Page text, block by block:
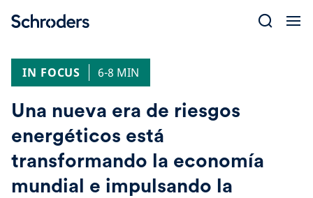
IN FOCUS
6-8 MIN
Una nueva era de riesgos
energéticos está
transformando la economía
mundial e impulsando la